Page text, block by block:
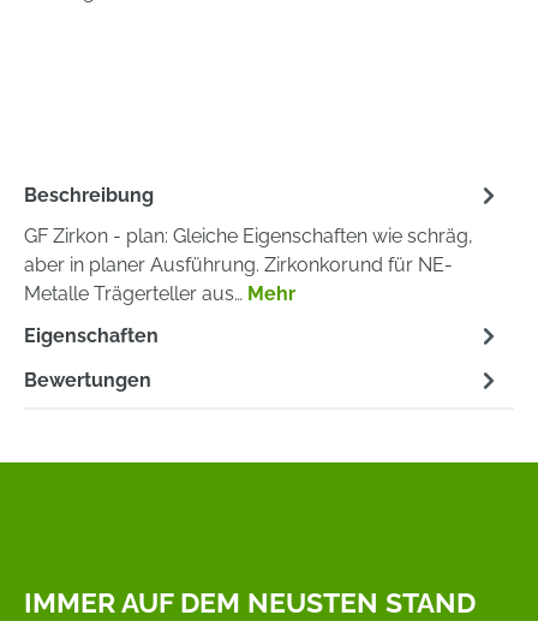
Beschreibung
GF Zirkon - plan: Gleiche Eigenschaften wie schräg,
aber in planer Ausführung. Zirkonkorund für NE-
Metalle Trägerteller aus… Mehr
Eigenschaften
Bewertungen
IMMER AUF DEM NEUSTEN STAND